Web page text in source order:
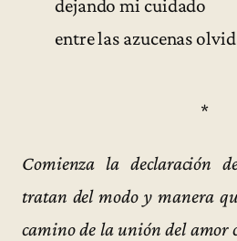
dejando mi cuidado
entre las azucenas
*
Comienza la declaración
tratan del modo y manera
camino de la unión del amor